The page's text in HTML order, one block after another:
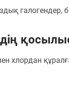
галогендер,
хлордан